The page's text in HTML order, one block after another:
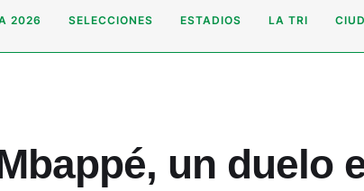
2026 SELECCIONES ESTADIOS LA TRI
un duelo